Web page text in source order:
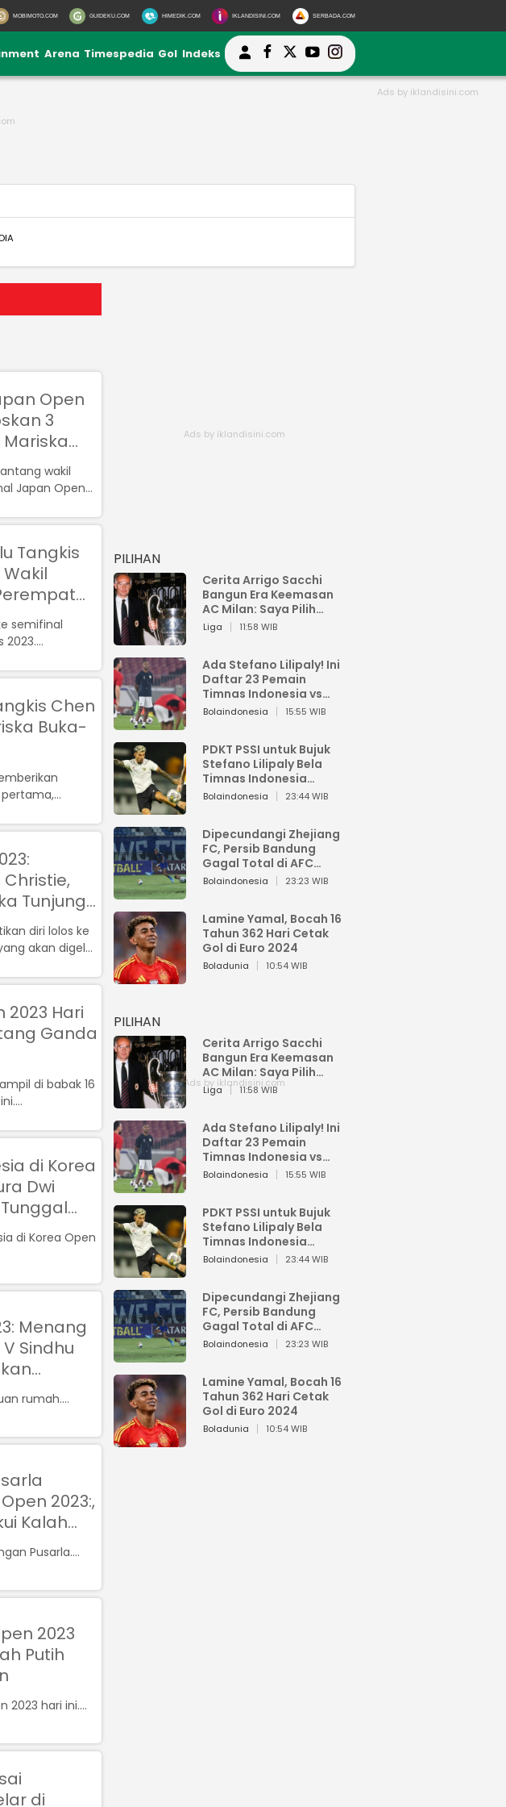
MOBIMOTO.COM GUIDEKU.COM HIMEDIK.COM IKLANDISINI.COM SERBADA.COM
Arena Timespedia Gol Indeks
Open
3
wakil
Japan Open
Tangkis
semifinal
Chen
Buka-
Tunjung
diri lolos ke
akan digelar
Hari
Ganda
di babak 16
di Korea
Dwi
di Korea Open
Menang
Sindhu
rumah....
2023:,
Kalah
Pusarla....
2023
Putih
2023 hari ini....
di
PILIHAN
Cerita Arrigo Sacchi
Bangun Era Keemasan
AC Milan: Saya Pilih
Pemain dari Isi Otaknya
Liga 11:58 WIB
Ada Stefano Lilipaly! Ini
Daftar 23 Pemain
Timnas Indonesia vs
China
Bolaindonesia 15:55 WIB
PDKT PSSI untuk Bujuk
Stefano Lilipaly Bela
Timnas Indonesia
Berakhir Berantakan
Bolaindonesia 23:44 WIB
Dipecundangi Zhejiang
FC, Persib Bandung
Gagal Total di AFC
Champions League Two
Bolaindonesia 23:23 WIB
Lamine Yamal, Bocah 16
Tahun 362 Hari Cetak
Gol di Euro 2024
Boladunia 10:54 WIB
PILIHAN
Cerita Arrigo Sacchi
Bangun Era Keemasan
AC Milan: Saya Pilih
Pemain dari Isi Otaknya
Liga 11:58 WIB
Ada Stefano Lilipaly! Ini
Daftar 23 Pemain
Timnas Indonesia vs
China
Bolaindonesia 15:55 WIB
PDKT PSSI untuk Bujuk
Stefano Lilipaly Bela
Timnas Indonesia
Berakhir Berantakan
Bolaindonesia 23:44 WIB
Dipecundangi Zhejiang
FC, Persib Bandung
Gagal Total di AFC
Champions League Two
Bolaindonesia 23:23 WIB
Lamine Yamal, Bocah 16
Tahun 362 Hari Cetak
Gol di Euro 2024
Boladunia 10:54 WIB